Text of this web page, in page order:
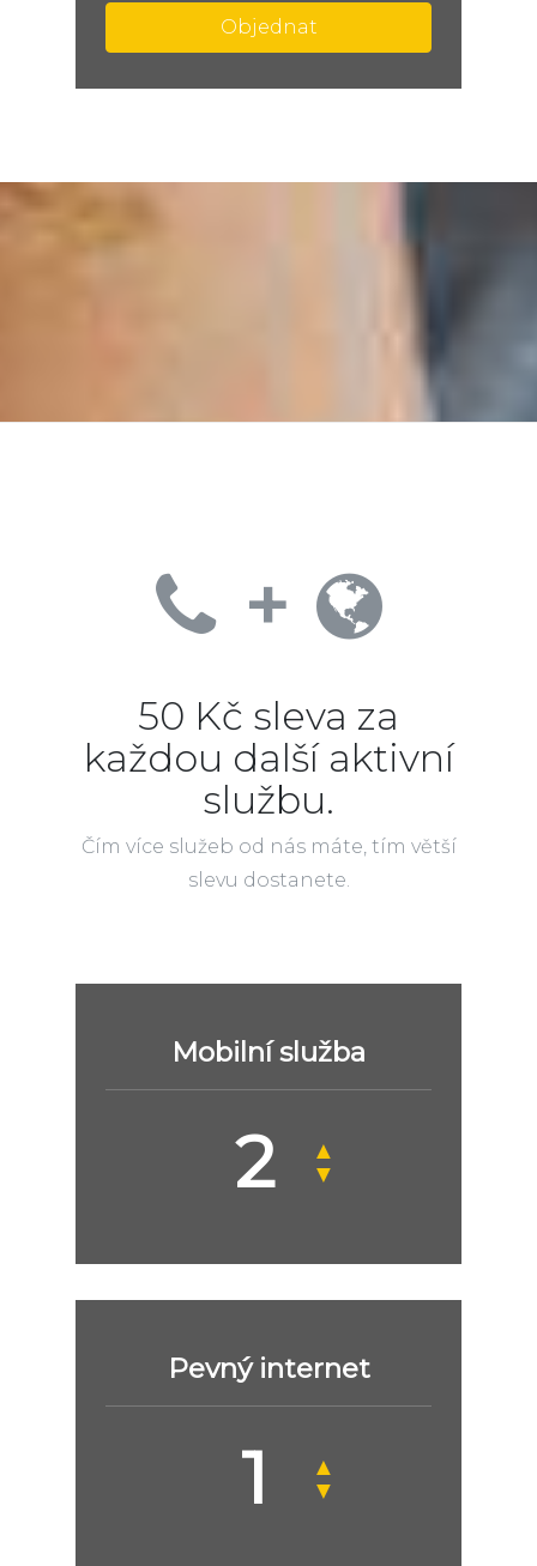
Objednat
+
50 Kč sleva za
každou další aktivní
službu.
Čím více služeb od nás máte, tím větší
slevu dostanete.
Mobilní služba
▲
▼
Pevný internet
▲
▼